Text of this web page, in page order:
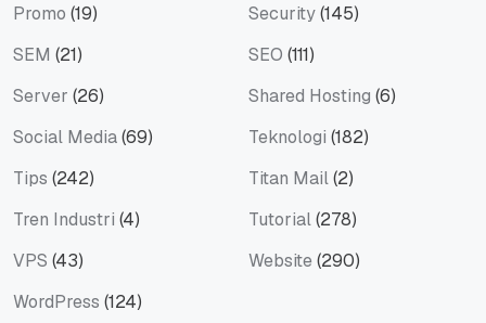
Promo (19) Security(145)
SEM (21) SEO (111)
Server (26) Shared Hosting (6)
Social Media(69) Teknologi (182)
Tips (242) Titan Mail(2)
Tren Industri (4) Tutorial(278)
VPS (43) Website (290)
WordPress (124)